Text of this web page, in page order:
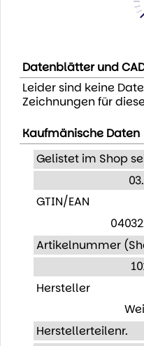
Datenblätter und
Leider sind keine
Zeichnungen für
Kaufmänische Daten
Gelistet im Shop
GTIN/EAN
Artikelnummer
Hersteller
Herstellerteilenr.